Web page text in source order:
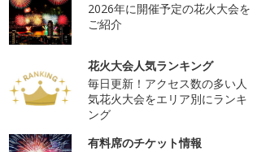
2026年に開催予定の花火大会を
ご紹介
花火大会人気ランキング
毎日更新！アクセス数の多い人
気花火大会をエリア別にランキ
ング
有料席のチケット情報